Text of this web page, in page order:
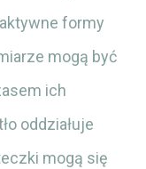
formy
mogą być
ich
oddziałuje
mogą się